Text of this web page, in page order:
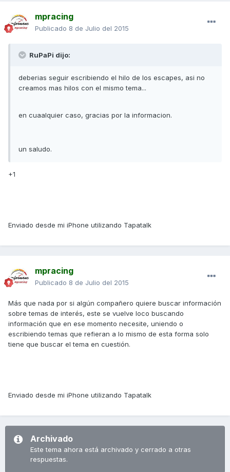
mpracing
Publicado 8 de Julio del 2015
RuPaPi dijo:
deberias seguir escribiendo el hilo de los escapes, asi no
creamos mas hilos con el mismo tema...
en cuaalquier caso, gracias por la informacion.
un saludo.
+1
Enviado desde mi iPhone utilizando Tapatalk
mpracing
Publicado 8 de Julio del 2015
Más que nada por si algún compañero quiere buscar información
sobre temas de interés, este se vuelve loco buscando
información que en ese momento necesite, uniendo o
escribiendo temas que refieran a lo mismo de esta forma solo
tiene que buscar el tema en cuestión.
Enviado desde mi iPhone utilizando Tapatalk
Archivado
Este tema ahora está archivado y cerrado a otras
respuestas.